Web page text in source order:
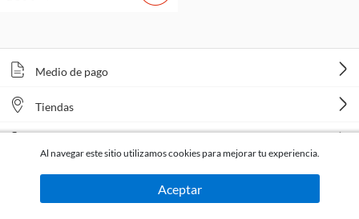
Medio de pago
Tiendas
Al navegar este sitio utilizamos cookies para mejorar tu experiencia.
Aceptar